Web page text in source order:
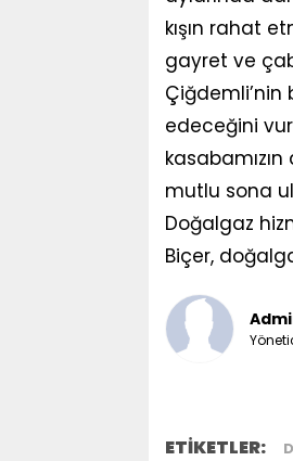
kışın rahat
gayret ve
Çiğdemli’nin
edeceğini
mutlu sona
Doğalgaz
Biçer,
ETİKETLER: